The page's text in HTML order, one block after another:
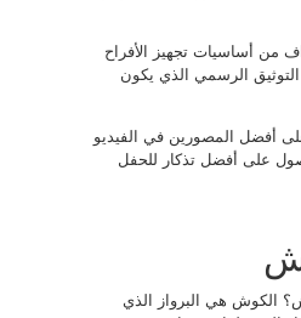
من أساسيات تجهيز الأفراح
التوثيق الرسمي الذي يكون
أفضل المصورين في الفيديو
على أفضل تذكار للحفل
الكوش هي البرواز الذي